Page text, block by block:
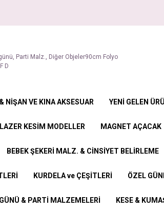
NİŞAN VE KINA AKSESUAR YENİ GELEN
LAZER KESİM MODELLER MAGNET AÇACAK
BEBEK ŞEKERİ MALZ. & CİNSİYET BELİRLEME
KURDELA ve ÇEŞİTLERİ ÖZEL
& PARTİ MALZEMELERİ KESE &